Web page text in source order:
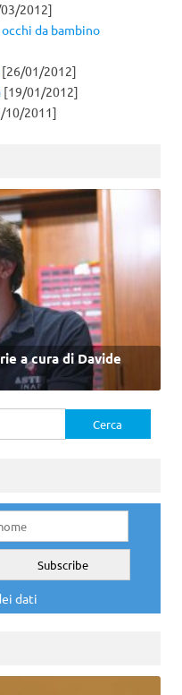
2012]
da bambino
[26/01/2012]
[19/01/2012]
10/2011]
a cura di Davide
dati